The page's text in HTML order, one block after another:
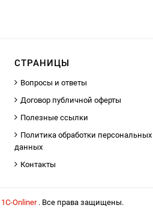
СТРАНИЦЫ
Вопросы и ответы
Договор публичной оферты
Полезные ссылки
Политика обработки персональных
данных
Контакты
1С-Onliner . Все права защищены.